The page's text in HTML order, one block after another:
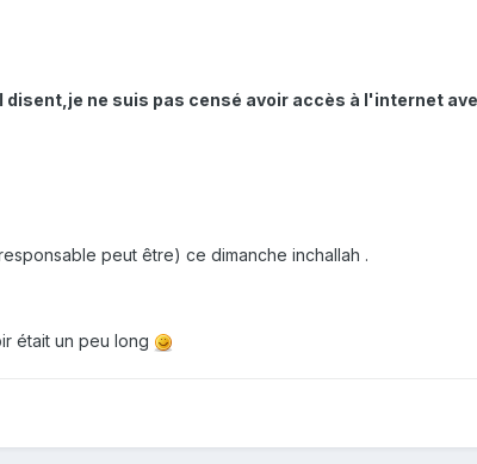
ne suis pas censé avoir accès à l'internet
peut être) ce dimanche inchallah .
était un peu long